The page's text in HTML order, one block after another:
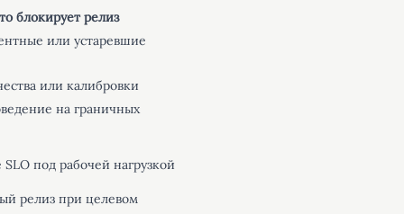
блокирует релиз
или устаревшие
или калибровки
на граничных
под рабочей нагрузкой
релиз при целевом